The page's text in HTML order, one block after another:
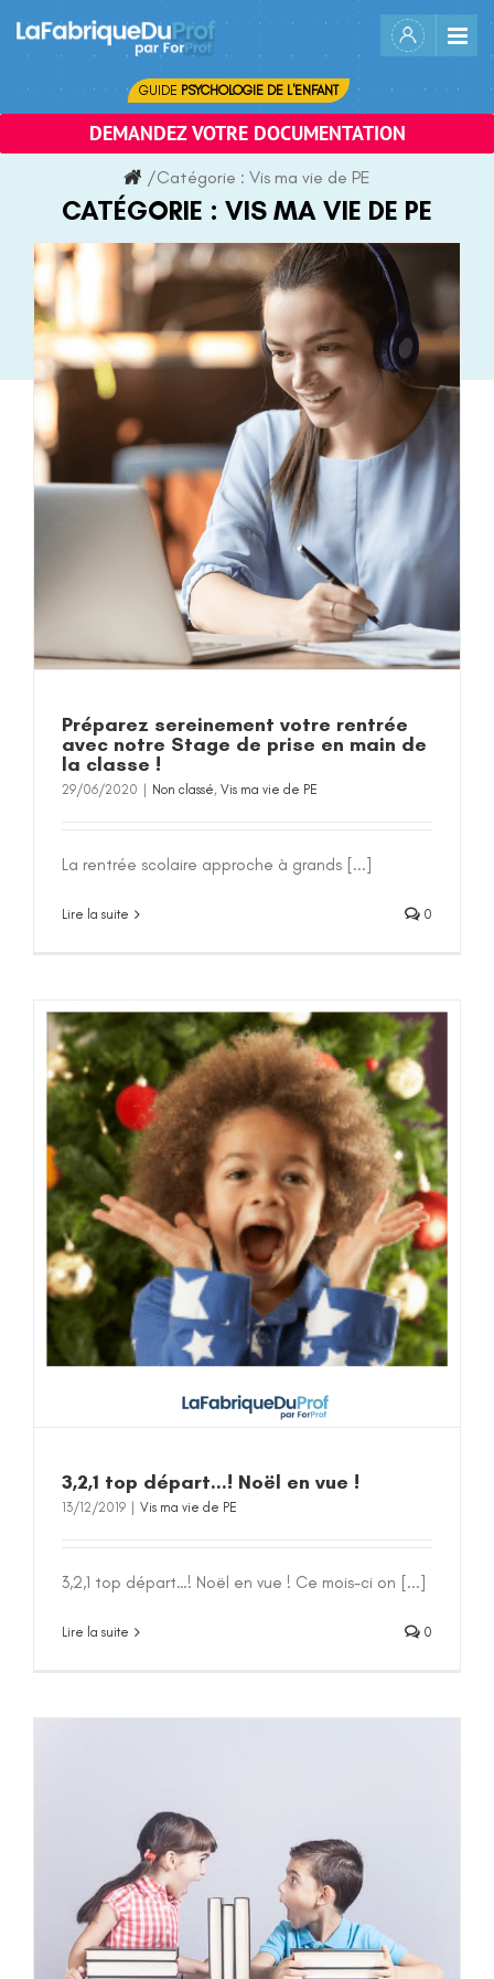
content
GUIDE PSYCHOLOGIE DE L'ENFANT
DEMANDEZ VOTRE DOCUMENTATION
/Catégorie : Vis ma vie de PE
CATÉGORIE : VIS MA VIE DE PE
Préparez sereinement votre rentrée
avec notre Stage de prise en main de
la classe !
29/06/2020 | Non classé, Vis ma vie de PE
La rentrée scolaire approche à grands [...]
Lire la suite 0
3,2,1 top départ…! Noël en vue !
13/12/2019 | Vis ma vie de PE
3,2,1 top départ…! Noël en vue ! Ce mois-ci on [...]
Lire la suite 0